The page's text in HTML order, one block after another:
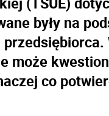
były na
może
co